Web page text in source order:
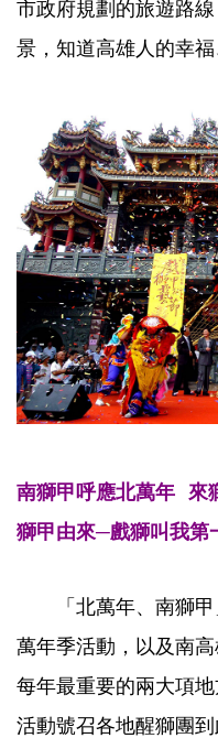
市政府規劃的旅遊路
景，知道高雄人的幸
南獅甲呼應北萬年 來
獅甲由來─戲獅叫我第
「北萬年、南獅甲
萬年季活動，以及南
每年最重要的兩大項
活動號召各地醒獅團